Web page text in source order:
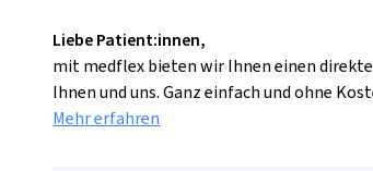
Liebe Patient:innen,
mit medflex bieten wir Ihnen einen
Ihnen und uns. Ganz einfach und ohne
Mehr erfahren